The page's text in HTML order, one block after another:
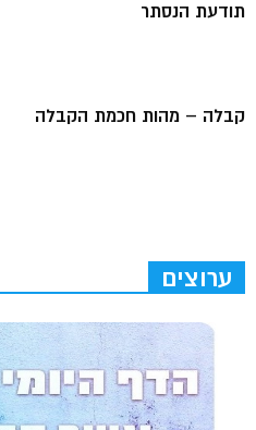
תודעת הנסתר
קבלה – מהות חכמת הקבלה
ערוצים